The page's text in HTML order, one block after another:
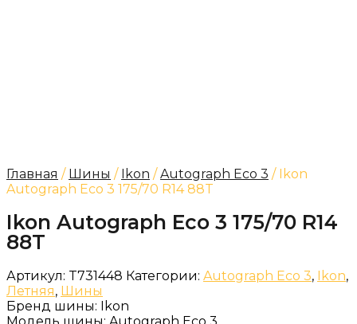
Главная / Шины / Ikon /Autograph Eco 3 / Ikon
Autograph Eco 3 175/70 R14 88T
Ikon Autograph Eco 3 175/70 R14
88T
Артикул: T731448 Категории: Autograph Eco 3, Ikon,
Летняя, Шины
Бренд шины: Ikon